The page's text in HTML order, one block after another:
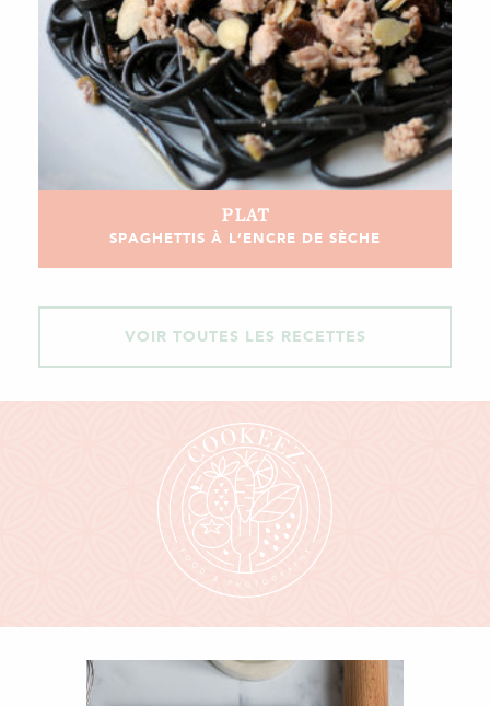
PLAT
SPAGHETTIS À L’ENCRE DE SÈCHE
VOIR TOUTES LES RECETTES